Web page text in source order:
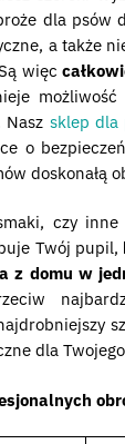
dla psów
a także
więc
możliwość
Nasz sklep dla
o
doskonałą
czy inne
Twój pupil,
z domu w
dla